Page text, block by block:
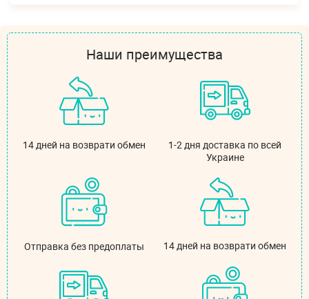
Наши преимущества
14 дней на возврати обмен
1-2 дня доставка по всей
Украине
Отправка без предоплаты 14 дней на возврати обмен